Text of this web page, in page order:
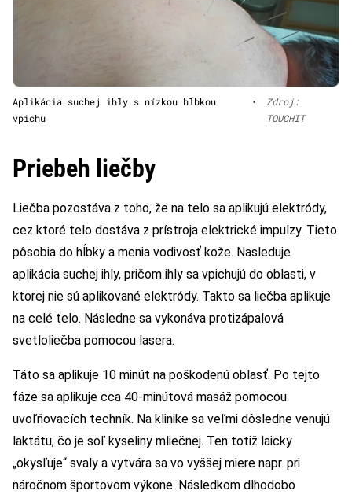
Aplikácia suchej ihly s nízkou hĺbkou
vpichu
•
Zdroj:
TOUCHIT
Priebeh liečby
Liečba pozostáva z toho, že na telo sa aplikujú elektródy,
cez ktoré telo dostáva z prístroja elektrické impulzy. Tieto
pôsobia do hĺbky a menia vodivosť kože. Nasleduje
aplikácia suchej ihly, pričom ihly sa vpichujú do oblasti, v
ktorej nie sú aplikované elektródy. Takto sa liečba aplikuje
na celé telo. Následne sa vykonáva protizápalová
svetloliečba pomocou lasera.
Táto sa aplikuje 10 minút na poškodenú oblasť. Po tejto
fáze sa aplikuje cca 40-minútová masáž pomocou
uvoľňovacích techník. Na klinike sa veľmi dôsledne venujú
laktátu, čo je soľ kyseliny mliečnej. Ten totiž laicky
„okysľuje“ svaly a vytvára sa vo vyššej miere napr. pri
náročnom športovom výkone. Následkom dlhodobo